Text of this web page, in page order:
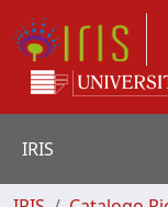
IRIS